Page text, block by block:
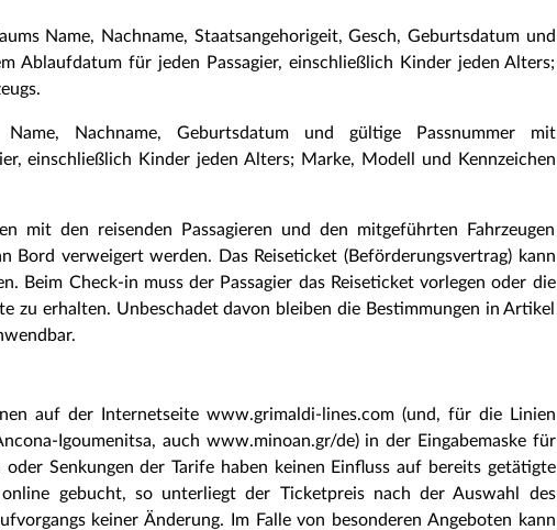
Name, Nachname, Staatsangehorigeit, Gesch, Geburtsdatum und
Ablaufdatum für jeden Passagier, einschließlich Kinder jeden Alters;
Nachname, Geburtsdatum und gültige Passnummer mit
einschließlich Kinder jeden Alters; Marke, Modell und Kennzeichen
mit den reisenden Passagieren und den mitgeführten Fahrzeugen
Bord verweigert werden. Das Reiseticket (Beförderungsvertrag) kann
Beim Check-in muss der Passagier das Reiseticket vorlegen oder die
zu erhalten. Unbeschadet davon bleiben die Bestimmungen in Artikel
auf der Internetseite www.grimaldi-lines.com (und, für die Linien
Igoumenitsa, auch www.minoan.gr/de) in der Eingabemaske für
Senkungen der Tarife haben keinen Einfluss auf bereits getätigte
gebucht, so unterliegt der Ticketpreis nach der Auswahl des
keiner Änderung. Im Falle von besonderen Angeboten kann